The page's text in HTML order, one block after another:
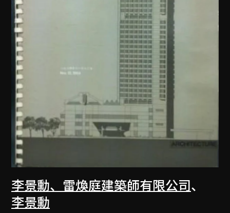
李景勳、雷煥庭建築師有限公司 、
李景勳